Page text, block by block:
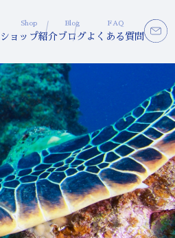
Shop
ショップ紹介
Blog
ブログ
FAQ
よくある質問